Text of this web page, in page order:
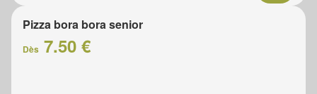
Pizza bora bora senior
Dès 7.50 €